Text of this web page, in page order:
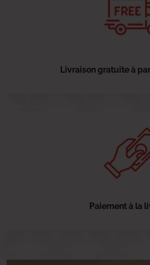
Livraison gratuite à
Paiement à la